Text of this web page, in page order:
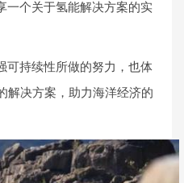
一个关于氢能解决方案的实
可持续性所做的努力，也体
解决方案，助力海洋经济的